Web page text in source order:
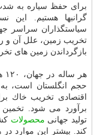
برای حفظ سیاره به شدت
گرانبها هستیم. این
سیاستگذاران سراسر
تخریب زمین، علل آن و
بازگرداندن زمین های
حجم انگلستان است، به
اقتصادی تخریب خاك
برآورد می شود.
تولید جهانی محصولات
كند. بیشتر این موارد